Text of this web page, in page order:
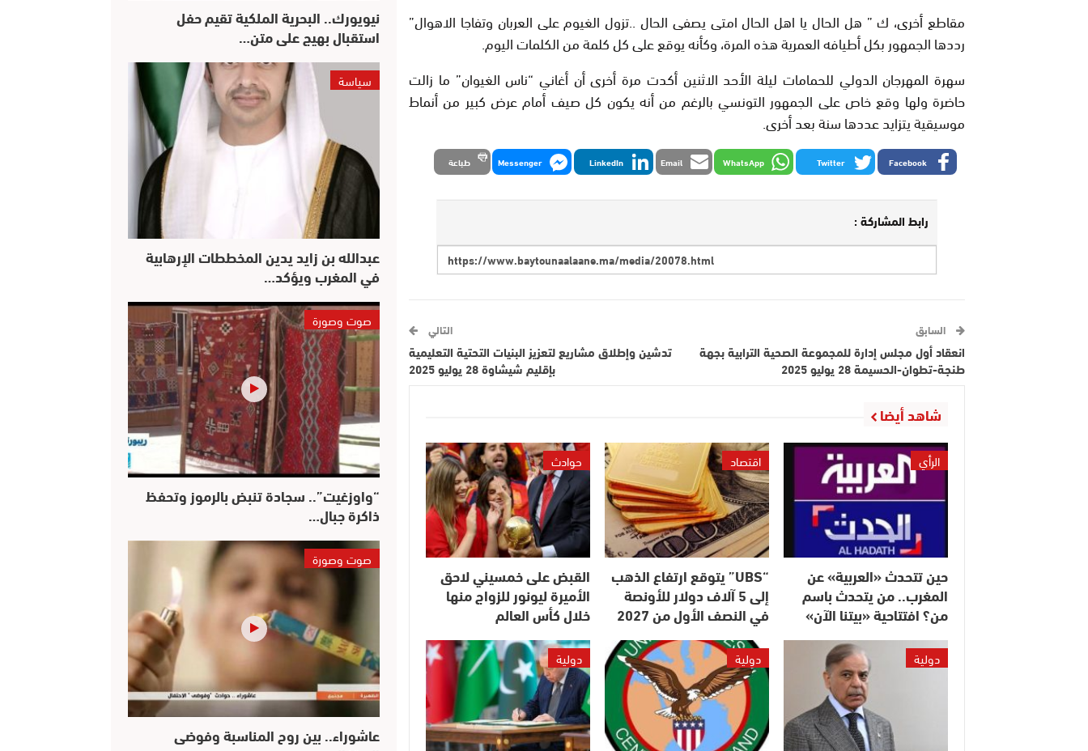
مقاطع أخرى، ك ” هل الحال يا اهل الحال امتى يصفى الحال ..تزول الغيوم على العربان وتفاجا الاهوال”
رددها الجمهور بكل أطيافه العمرية هذه المرة، وكأنه يوقع على كل كلمة من الكلمات اليوم.
سهرة المهرجان الدولي للحمامات ليلة الأحد الاثنين أكدت مرة أخرى أن أغاني “ناس الغيوان” ما زالت
حاضرة ولها وقع خاص على الجمهور التونسي بالرغم من أنه يكون كل صيف أمام عرض كبير من أنماط
موسيقية يتزايد عددها سنة بعد أخرى.
Facebook
Twitter
WhatsApp
Email
LinkedIn
Messenger طباعة
رابط المشاركة :
السابق
انعقاد أول مجلس إدارة للمجموعة الصحية الترابية بجهة
طنجة-تطوان-الحسيمة 28 يوليو 2025
التالي
تدشين وإطلاق مشاريع لتعزيز البنيات التحتية التعليمية
بإقليم شيشاوة 28 يوليو 2025
شاهد أيضا
الرأي
حين تتحدث «العربية» عن
المغرب.. من يتحدث باسم
من؟ افتتاحية «بيتنا الآن»
اقتصاد
“UBS” يتوقع ارتفاع الذهب
إلى 5 آلاف دولار للأونصة
في النصف الأول من 2027
حوادث
القبض على خمسيني لاحق
الأميرة ليونور للزواج منها
خلال كأس العالم
دولية دولية دولية
نيويورك.. البحرية الملكية تقيم حفل
استقبال بهيج على متن…
سياسة
عبدالله بن زايد يدين المخططات الإرهابية
في المغرب ويؤكد…
صوت وصورة
“واوزغيت”.. سجادة تنبض بالرموز وتحفظ
ذاكرة جبال…
صوت وصورة
عاشوراء.. بين روح المناسبة وفوضى